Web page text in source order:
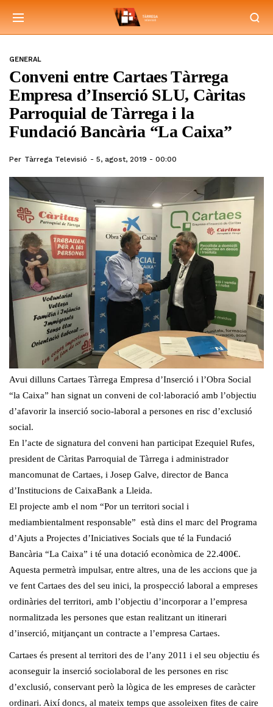
GENERAL
Conveni entre Cartaes Tàrrega
Empresa d’Inserció SLU, Càritas
Parroquial de Tàrrega i la
Fundació Bancària “La Caixa”
Per Tàrrega Televisió 5, agost, 2019 - 00:00
Avui dilluns Cartaes Tàrrega Empresa d’Inserció i l’Obra Social
“la Caixa” han signat un conveni de col·laboració amb l’objectiu
d’afavorir la inserció socio-laboral a persones en risc d’exclusió
social.
En l’acte de signatura del conveni han participat Ezequiel Rufes,
president de Càritas Parroquial de Tàrrega i administrador
mancomunat de Cartaes, i Josep Galve, director de Banca
d’Institucions de CaixaBank a Lleida.
El projecte amb el nom “Por un territori social i
mediambientalment responsable” està dins el marc del Programa
d’Ajuts a Projectes d’Iniciatives Socials que té la Fundació
Bancària “La Caixa” i té una dotació econòmica de 22.400€.
Aquesta permetrà impulsar, entre altres, una de les accions que ja
ve fent Cartaes des del seu inici, la prospecció laboral a empreses
ordinàries del territori, amb l’objectiu d’incorporar a l’empresa
normalitzada les persones que estan realitzant un itinerari
d’inserció, mitjançant un contracte a l’empresa Cartaes.
Cartaes és present al territori des de l’any 2011 i el seu objectiu és
aconseguir la inserció sociolaboral de les persones en risc
d’exclusió, conservant però la lògica de les empreses de caràcter
ordinari. Així doncs, al mateix temps que assoleixen fites de caire